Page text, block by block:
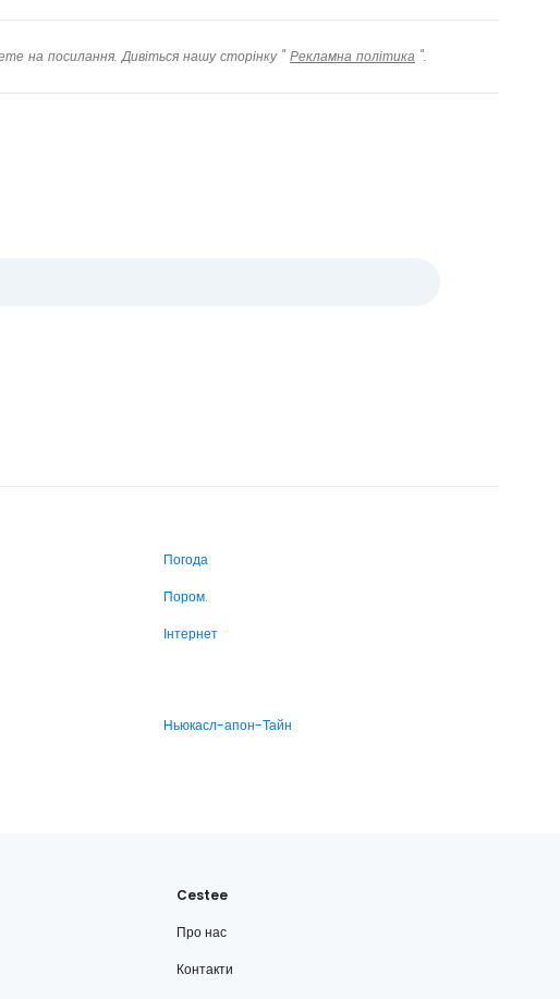
на посилання. Дивіться нашу сторінку " Рекламна політика ".
Погода
Пором.
Інтернет
Ньюкасл-апон-Тайн
Cestee
Про нас
Контакти